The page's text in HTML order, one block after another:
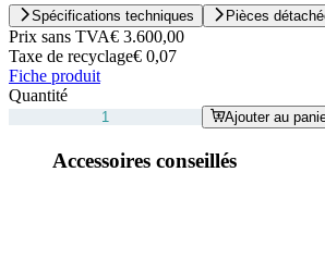
Spécifications techniques Pièces
Prix sans TVA€ 3.600,00
Taxe de recyclage€ 0,07
Fiche produit
Quantité
Ajouter au
Accessoires conseillés